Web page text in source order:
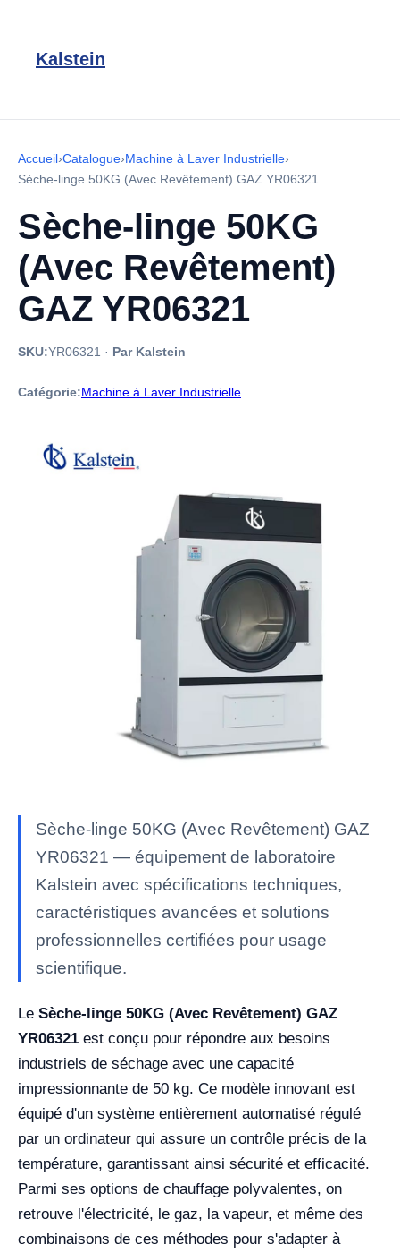
Kalstein
Accueil›Catalogue›Machine à Laver Industrielle›
Sèche-linge 50KG (Avec Revêtement) GAZ YR06321
Sèche-linge 50KG
(Avec Revêtement)
GAZ YR06321
SKU:YR06321 · Par Kalstein
Catégorie:Machine à Laver Industrielle
Sèche-linge 50KG (Avec Revêtement) GAZ
YR06321 — équipement de laboratoire
Kalstein avec spécifications techniques,
caractéristiques avancées et solutions
professionnelles certifiées pour usage
scientifique.
Le Sèche-linge 50KG (Avec Revêtement) GAZ
YR06321 est conçu pour répondre aux besoins
industriels de séchage avec une capacité
impressionnante de 50 kg. Ce modèle innovant est
équipé d'un système entièrement automatisé régulé
par un ordinateur qui assure un contrôle précis de la
température, garantissant ainsi sécurité et efficacité.
Parmi ses options de chauffage polyvalentes, on
retrouve l'électricité, le gaz, la vapeur, et même des
combinaisons de ces méthodes pour s'adapter à